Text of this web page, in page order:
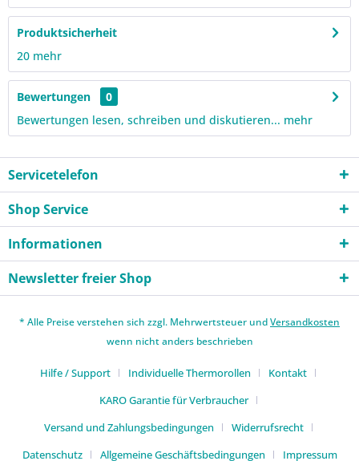
Produktsicherheit
20 mehr
Bewertungen
0
Bewertungen lesen, schreiben und diskutieren... mehr
Servicetelefon
Shop Service
Informationen
Newsletter freier Shop
* Alle Preise verstehen sich zzgl. Mehrwertsteuer undVersandkosten
wenn nicht anders beschrieben
Hilfe / Support Individuelle Thermorollen
Kontakt
KARO Garantie für Verbraucher
Versand und Zahlungsbedingungen
Widerrufsrecht
Datenschutz
Allgemeine Geschäftsbedingungen Impressum